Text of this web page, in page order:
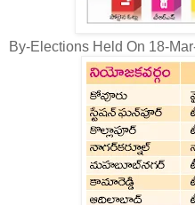
By-Elections Held On 18-